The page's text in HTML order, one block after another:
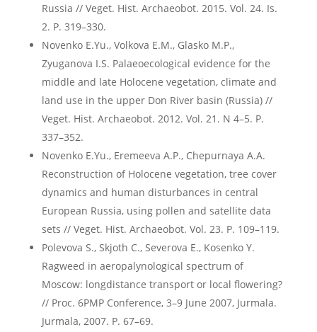
Russia // Veget. Hist. Archaeobot. 2015. Vol. 24. Is.
2. P. 319–330.
Novenko E.Yu., Volkova E.M., Glasko M.P.,
Zyuganova I.S. Palaeoecological evidence for the
middle and late Holocene vegetation, climate and
land use in the upper Don River basin (Russia) //
Veget. Hist. Archaeobot. 2012. Vol. 21. N 4–5. P.
337–352.
Novenko E.Yu., Eremeeva A.P., Chepurnaya A.A.
Reconstruction of Holocene vegetation, tree cover
dynamics and human disturbances in central
European Russia, using pollen and satellite data
sets // Veget. Hist. Archaeobot. Vol. 23. P. 109–119.
Polevova S., Skjoth C., Severova E., Kosenko Y.
Ragweed in aeropalynological spectrum of
Moscow: longdistance transport or local flowering?
// Proc. 6PMP Conference, 3–9 June 2007, Jurmala.
Jurmala, 2007. P. 67–69.